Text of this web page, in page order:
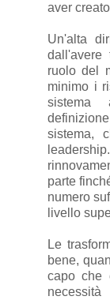
aver
Un'alta
dall'avere
ruolo del
minimo i
sistema
sistema,
parte
numero
livello
Le
bene,
capo che